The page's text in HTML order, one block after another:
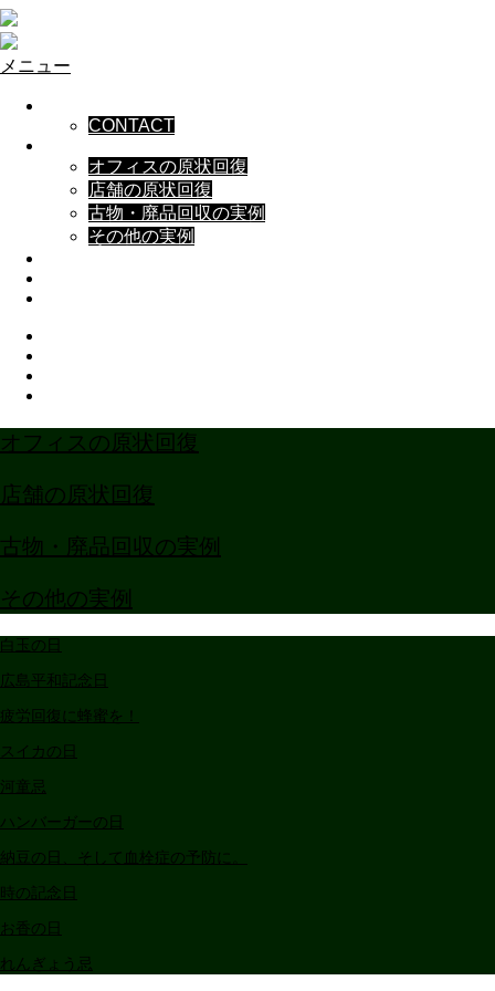
メニュー
CONTACT
オフィスの原状回復
店舗の原状回復
古物・廃品回収の実例
その他の実例
オフィスの原状回復
店舗の原状回復
古物・廃品回収の実例
その他の実例
白玉の日
広島平和記念日
疲労回復に蜂蜜を！
スイカの日
河童忌
ハンバーガーの日
納豆の日、そして血栓症の予防に。
時の記念日
お香の日
れんぎょう忌